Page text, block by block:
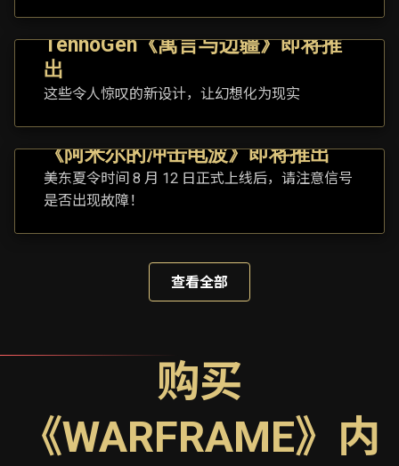
TennoGen《寓言与边疆》即将推
出
这些令人惊叹的新设计，让幻想化为现实
《阿米尔的冲击电波》即将推出
美东夏令时间 8 月 12 日正式上线后，请注意信号
是否出现故障！
查看全部
购买
《WARFRAME》内